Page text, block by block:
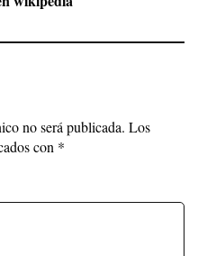
no será publicada. Los
con *